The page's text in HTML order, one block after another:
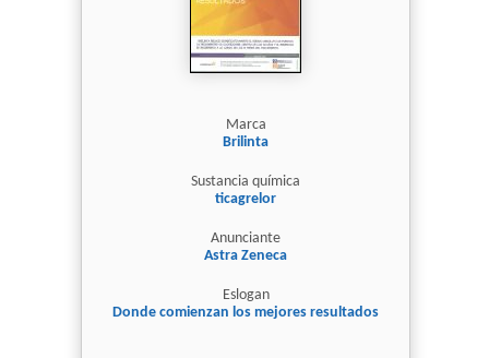
Marca
Brilinta
Sustancia química
ticagrelor
Anunciante
Astra Zeneca
Eslogan
Donde comienzan los mejores resultados